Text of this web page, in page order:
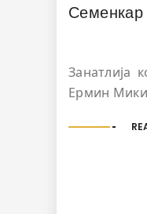
Семенкар
Занатлија
Ермин